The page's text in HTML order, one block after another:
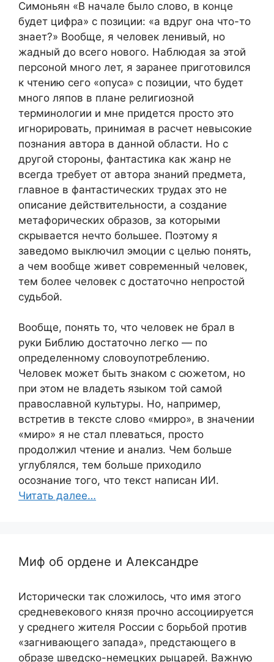
Симоньян «В начале было слово, в конце
будет цифра» с позиции: «а вдруг она что-то
знает?» Вообще, я человек ленивый, но
жадный до всего нового. Наблюдая за этой
персоной много лет, я заранее приготовился
к чтению сего «опуса» с позиции, что будет
много ляпов в плане религиозной
терминологии и мне придется просто это
игнорировать, принимая в расчет невысокие
познания автора в данной области. Но с
другой стороны, фантастика как жанр не
всегда требует от автора знаний предмета,
главное в фантастических трудах это не
описание действительности, а создание
метафорических образов, за которыми
скрывается нечто большее. Поэтому я
заведомо выключил эмоции с целью понять,
а чем вообще живет современный человек,
тем более человек с достаточно непростой
судьбой.
Вообще, понять то, что человек не брал в
руки Библию достаточно легко — по
определенному словоупотреблению.
Человек может быть знаком с сюжетом, но
при этом не владеть языком той самой
православной культуры. Но, например,
встретив в тексте слово «мирро», в значении
«миро» я не стал плеваться, просто
продолжил чтение и анализ. Чем больше
углублялся, тем больше приходило
осознание того, что текст написан ИИ.
Читать далее…
Миф об ордене и Александре
Исторически так сложилось, что имя этого
средневекового князя прочно ассоциируется
у среднего жителя России с борьбой против
«загнивающего запада», предстающего в
образе шведско-немецких рыцарей. Важную